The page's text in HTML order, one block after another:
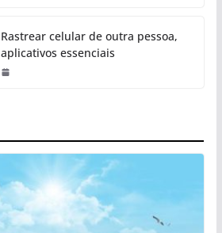
Rastrear celular de outra pessoa,
aplicativos essenciais